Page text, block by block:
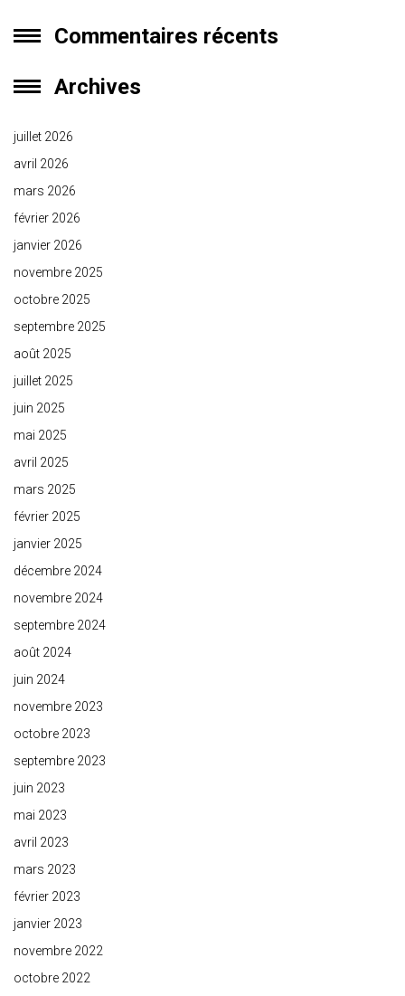
Commentaires récents
Archives
juillet 2026
avril 2026
mars 2026
février 2026
janvier 2026
novembre 2025
octobre 2025
septembre 2025
août 2025
juillet 2025
juin 2025
mai 2025
avril 2025
mars 2025
février 2025
janvier 2025
décembre 2024
novembre 2024
septembre 2024
août 2024
juin 2024
novembre 2023
octobre 2023
septembre 2023
juin 2023
mai 2023
avril 2023
mars 2023
février 2023
janvier 2023
novembre 2022
octobre 2022